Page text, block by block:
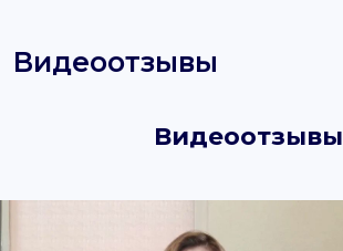
Видеоотзывы
Видеоотзывы